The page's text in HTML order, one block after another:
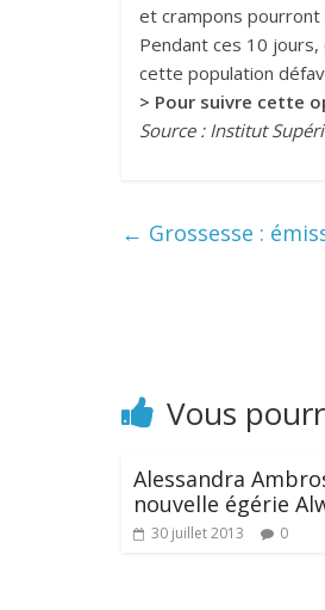
et crampons pourront
Pendant ces 10
cette population
> Pour suivre cette
Source : Institut
← Grossesse :
Vous
Alessandra
nouvelle égérie
30 juillet 2013 0